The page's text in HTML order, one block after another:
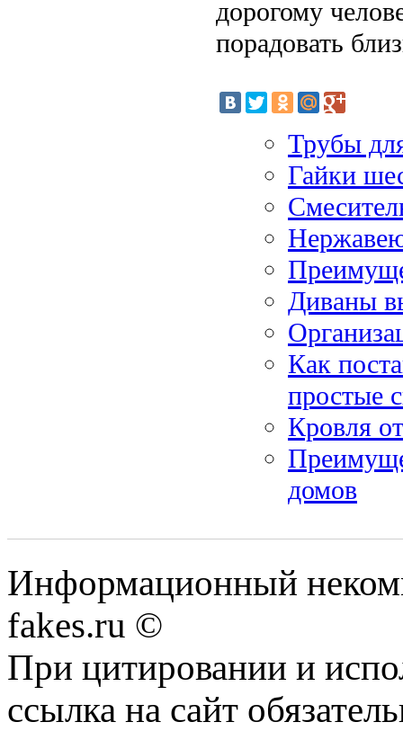
дорогому
порадовать
Трубы
Гайки
Диваны
Как
простые
Кровля
домов
Информационный
fakes.ru ©
При цитировании и
ссылка на сайт